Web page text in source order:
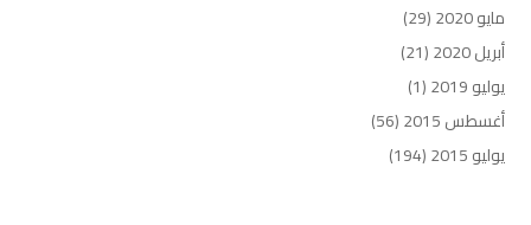
مايو 2020
(29)
أبريل 2020
(21)
يوليو 2019
(1)
أغسطس 2015
(56)
يوليو 2015
(194)